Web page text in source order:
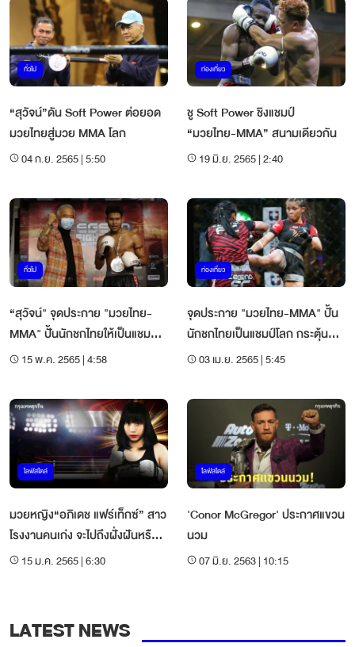
ทั่วไป
“สุวัจน์”ดัน Soft Power ต่อยอด
มวยไทยสู่มวย MMA โลก
04 ก.ย. 2565 | 5:50
ท่องเที่ยว
ชู Soft Power ชิงแชมป์
“มวยไทย-MMA” สนามเดียวกัน
19 มิ.ย. 2565 | 2:40
ทั่วไป
“สุวัจน์" จุดประกาย "มวยไทย-
MMA" ปั้นนักชกไทยให้เป็นแชมป์
โลก15 พ.ค. 2565 | 4:58
ท่องเที่ยว
จุดประกาย "มวยไทย-MMA" ปั้น
นักชกไทยเป็นแชมป์โลก กระตุ้น
ท่องเที่ยว
03 เม.ย. 2565 | 5:45
ไลฟ์สไตล์
มวยหญิง“อภิเดช แฟร์เท็กซ์” สาว
โรงงานคนเก่ง จะไปถึงฝั่งฝันหรือ
ไม่15 ม.ค. 2565 | 6:30
ไลฟ์สไตล์
'Conor McGregor' ประกาศแขวน
นวม
07 มิ.ย. 2563 | 10:15
LATEST NEWS